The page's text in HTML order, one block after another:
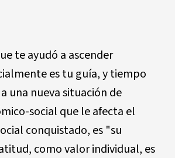
te ayudó a ascender
es tu guía, y tiempo
una nueva situación de
social que le afecta el
conquistado, es "su
como valor individual, es